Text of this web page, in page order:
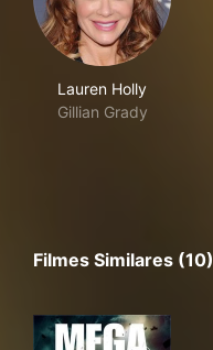
Lauren Holly
Gillian Grady
Filmes Similares (10)